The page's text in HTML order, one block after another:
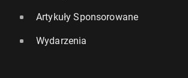
Artykuły Sponsorowane
Wydarzenia